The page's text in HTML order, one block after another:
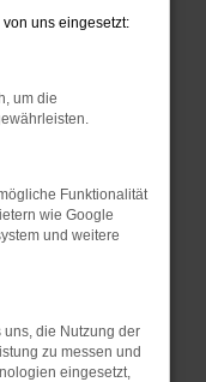
in einem
Stand
ein
uns eingesetzt:
um die
Funktionalität
wie Google
und weitere
die Nutzung der
zu messen und
eingesetzt,